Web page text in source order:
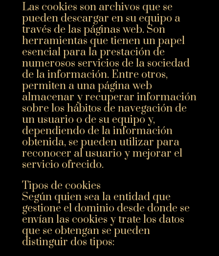
Las cookies son archivos que se
pueden descargar en su equipo a
través de las páginas web. Son
herramientas que tienen un papel
esencial para la prestación de
numerosos servicios de la sociedad
de la información. Entre otros,
permiten a una página web
almacenar y recuperar información
sobre los hábitos de navegación de
un usuario o de su equipo y,
dependiendo de la información
obtenida, se pueden utilizar para
reconocer al usuario y mejorar el
servicio ofrecido.
Tipos de cookies
Según quien sea la entidad que
gestione el dominio desde donde se
envían las cookies y trate los datos
que se obtengan se pueden
distinguir dos tipos: